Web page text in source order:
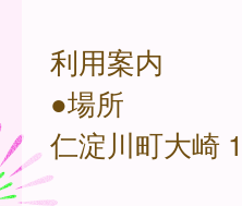
利用案内
●場所
仁淀川町大崎